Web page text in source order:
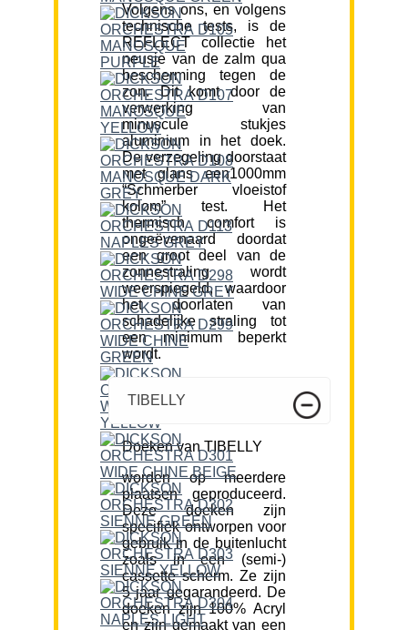
Volgens ons, en volgens
technische tests, is de
REFLECT collectie het
neusje van de zalm qua
bescherming tegen de
zon. Dit komt door de
verwerking van
minuscule stukjes
aluminium in het doek.
De verzegeling doorstaat
met glans een1000mm
“Schmerber vloeistof
kolom” test. Het
thermisch comfort is
ongeëvenaard doordat
een groot deel van de
zonnestraling wordt
weerspiegeld, waardoor
het doorlaten van
schadelijke straling tot
een minimum beperkt
wordt.
TIBELLY
Doeken van TIBELLY
worden op meerdere
plaatsen geproduceerd.
Deze doeken zijn
specifiek ontworpen voor
gebruik in de buitenlucht
zoals in een (semi-)
cassette scherm. Ze zijn
5 jaar gegarandeerd. De
doeken zijn 100% Acryl
en zijn gemaakt van een